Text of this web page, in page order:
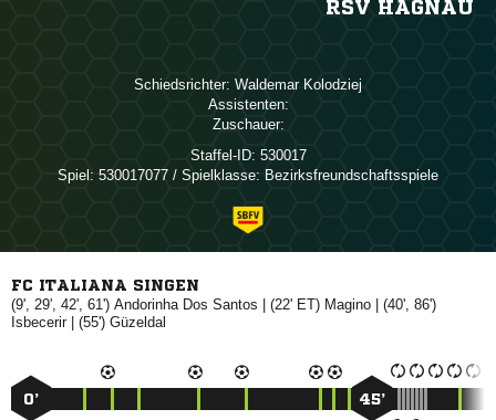
RSV HAGNAU
Schiedsrichter:  
Assistenten:
Zuschauer:
Staffel-ID: 530017
Spiel: 530017077 / Spielklasse: Bezirksfreundschaftsspiele
FC ITALIANA SINGEN
(9', 29', 42', 61')    | (22' ET)  | (40', 86')
| (55') 
0’ 45’